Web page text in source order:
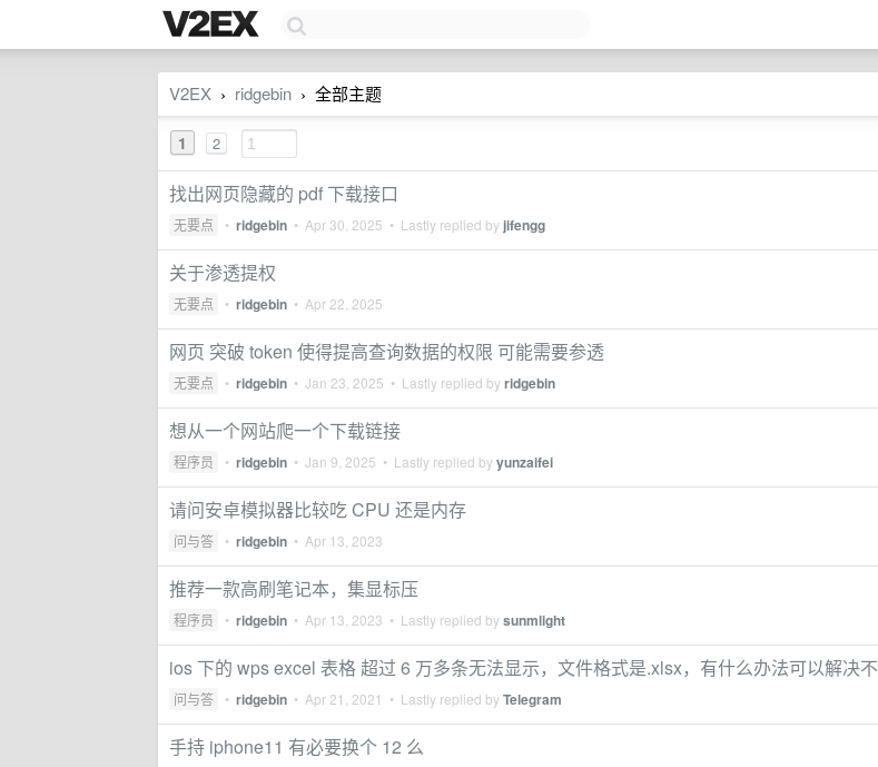
V2EX › ridgebin › 全部主题
1 2
找出网页隐藏的 pdf 下载接口
无要点 • ridgebin • Apr 30, 2025 • Lastly replied by jifengg
关于渗透提权
无要点 • ridgebin • Apr 22, 2025
网页 突破 token 使得提高查询数据的权限 可能需要参透
无要点 • ridgebin • Jan 23, 2025 • Lastly replied byridgebin
想从一个网站爬一个下载链接
程序员 • ridgebin • Jan 9, 2025 • Lastly replied byyunzaifei
请问安卓模拟器比较吃 CPU 还是内存
问与答 • ridgebin • Apr 13, 2023
推荐一款高刷笔记本，集显标压
程序员 • ridgebin • Apr 13, 2023 • Lastly replied bysunmlight
ios 下的 wps excel 表格 超过 6 万多条无法显示，文件格式是.xlsx，有什么办法可以解决不
问与答 • ridgebin • Apr 21, 2021 • Lastly replied byTelegram
手持 iphone11 有必要换个 12 么